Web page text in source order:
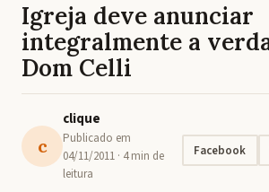
Igreja deve anunciar
integralmente a
Dom Celli
c
clique
Publicado em
04/11/2011 · 4 min de
leitura
Facebook